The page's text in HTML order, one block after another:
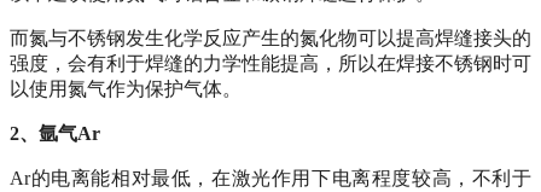
而氮与不锈钢发生化学反应产生的氮化物可以提高焊缝接头的
强度，会有利于焊缝的力学性能提高，所以在焊接不锈钢时可
以使用氮气作为保护气体。
2、氩气Ar
Ar的电离能相对最低，在激光作用下电离程度较高，不利于